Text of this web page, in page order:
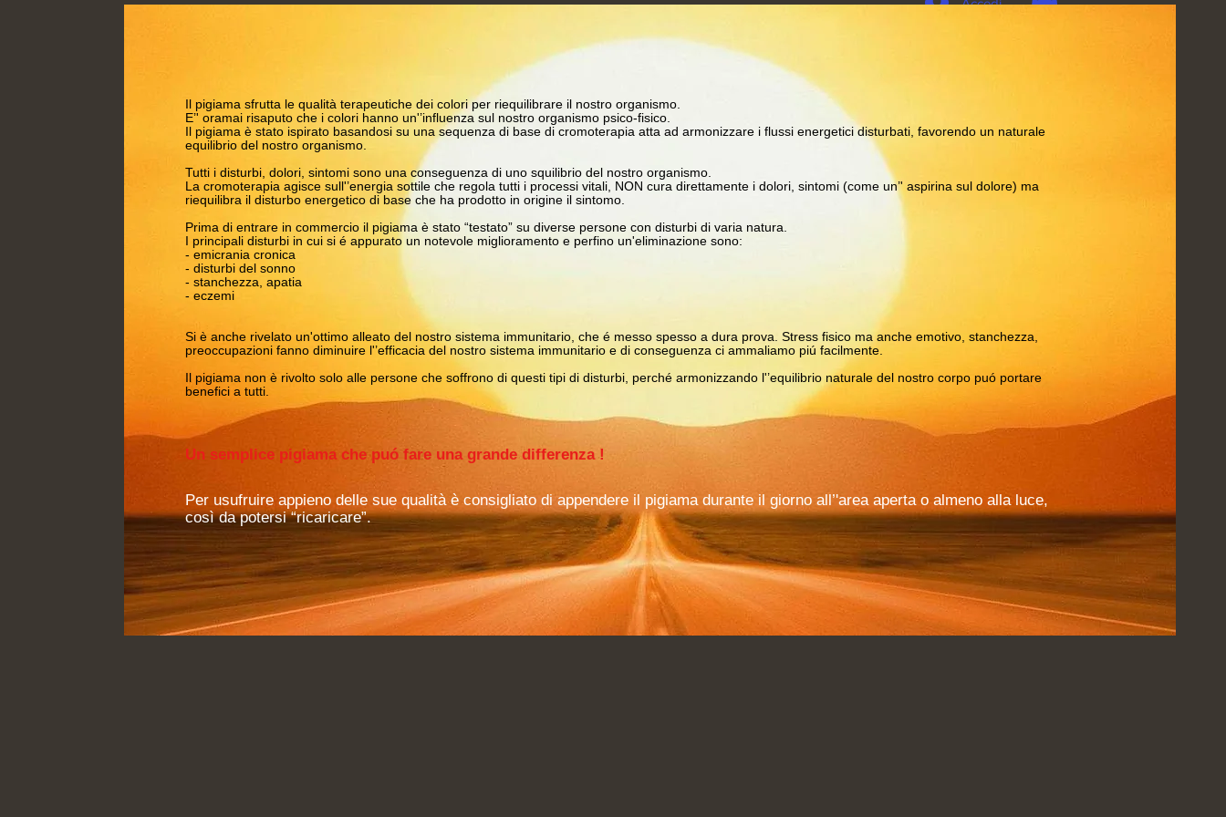
Il pigiama sfrutta le qualità terapeutiche dei colori per riequilibrare il nostro organismo.
E’' oramai risaputo che i colori hanno un'’influenza sul nostro organismo psico-fisico.
Il pigiama è stato ispirato basandosi su una sequenza di base di cromoterapia atta ad armonizzare i flussi energetici disturbati, favorendo un naturale
equilibrio del nostro organismo.
Tutti i disturbi, dolori, sintomi sono una conseguenza di uno squilibrio del nostro organismo.
La cromoterapia agisce sull'’energia sottile che regola tutti i processi vitali, NON cura direttamente i dolori, sintomi (come un’' aspirina sul dolore) ma
riequilibra il disturbo energetico di base che ha prodotto in origine il sintomo.
Prima di entrare in commercio il pigiama è stato “testato” su diverse persone con disturbi di varia natura.
I principali disturbi in cui si é appurato un notevole miglioramento e perfino un'eliminazione sono:
- emicrania cronica
- disturbi del sonno
- stanchezza, apatia
- eczemi
Si è anche rivelato un'ottimo alleato del nostro sistema immunitario, che é messo spesso a dura prova. Stress fisico ma anche emotivo, stanchezza,
preoccupazioni fanno diminuire l'’efficacia del nostro sistema immunitario e di conseguenza ci ammaliamo piú facilmente.
Il pigiama non è rivolto solo alle persone che soffrono di questi tipi di disturbi, perché armonizzando l'’equilibrio naturale del nostro corpo puó portare
benefici a tutti.
Un semplice pigiama che puó fare una grande differenza !
Per usufruire appieno delle sue qualità è consigliato di appendere il pigiama durante il giorno all’'area aperta o almeno alla luce,
così da potersi “ricaricare”.